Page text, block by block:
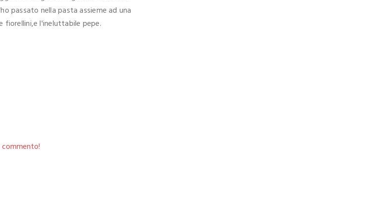
passato nella pasta assieme ad una
l'ineluttabile pepe.